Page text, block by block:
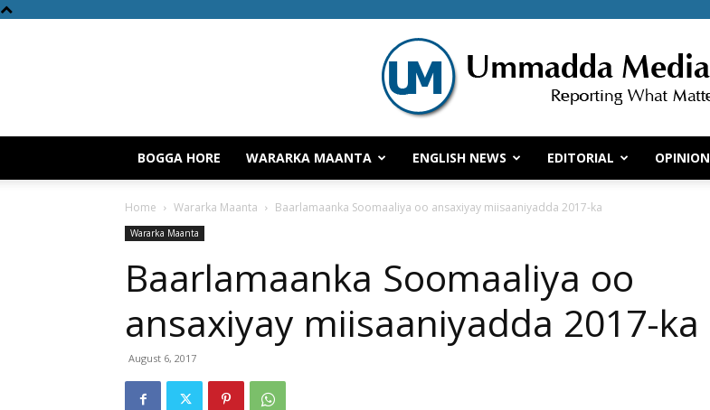
Ummadda
Media
BOGGA HORE WARARKA MAANTA ENGLISH NEWS EDITORIAL OPINION
Home Wararka Maanta Baarlamaanka Soomaaliya oo ansaxiyay miisaaniyadda 2017-ka
Wararka Maanta
Baarlamaanka Soomaaliya oo
ansaxiyay miisaaniyadda 2017-ka
August 6, 2017